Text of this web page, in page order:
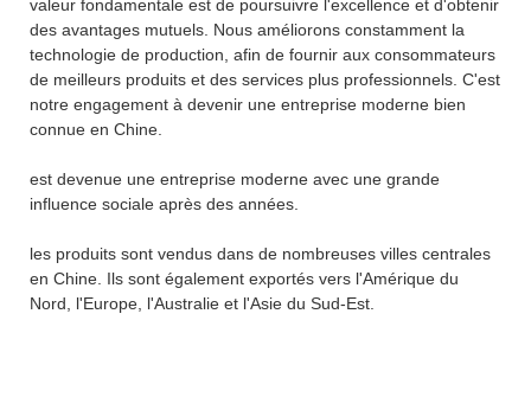
valeur fondamentale est de poursuivre l'excellence et d'obtenir
des avantages mutuels. Nous améliorons constamment la
technologie de production, afin de fournir aux consommateurs
de meilleurs produits et des services plus professionnels. C'est
notre engagement à devenir une entreprise moderne bien
connue en Chine.
est devenue une entreprise moderne avec une grande
influence sociale après des années.
les produits sont vendus dans de nombreuses villes centrales
en Chine. Ils sont également exportés vers l'Amérique du
Nord, l'Europe, l'Australie et l'Asie du Sud-Est.